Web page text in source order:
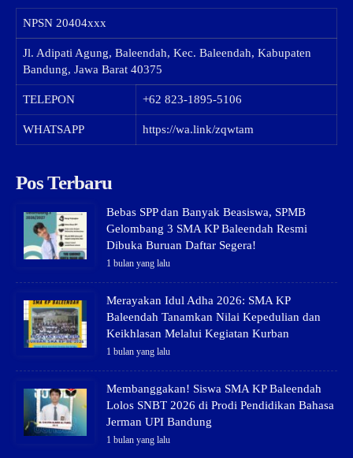
NPSN 20404xxx
Jl. Adipati Agung, Baleendah, Kec. Baleendah, Kabupaten
Bandung, Jawa Barat 40375
TELEPON +62 823-1895-5106
WHATSAPP https://wa.link/zqwtam
Pos Terbaru
Bebas SPP dan Banyak Beasiswa, SPMB
Gelombang 3 SMA KP Baleendah Resmi
Dibuka Buruan Daftar Segera!
1 bulan yang lalu
Merayakan Idul Adha 2026: SMA KP
Baleendah Tanamkan Nilai Kepedulian dan
Keikhlasan Melalui Kegiatan Kurban
1 bulan yang lalu
Membanggakan! Siswa SMA KP Baleendah
Lolos SNBT 2026 di Prodi Pendidikan Bahasa
Jerman UPI Bandung
1 bulan yang lalu